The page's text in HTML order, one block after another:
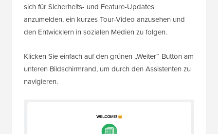
sich für Sicherheits- und Feature-Updates
anzumelden, ein kurzes Tour-Video anzusehen und
den Entwicklern in sozialen Medien zu folgen.
Klicken Sie einfach auf den grünen „Weiter“-Button am
unteren Bildschirmrand, um durch den Assistenten zu
navigieren.